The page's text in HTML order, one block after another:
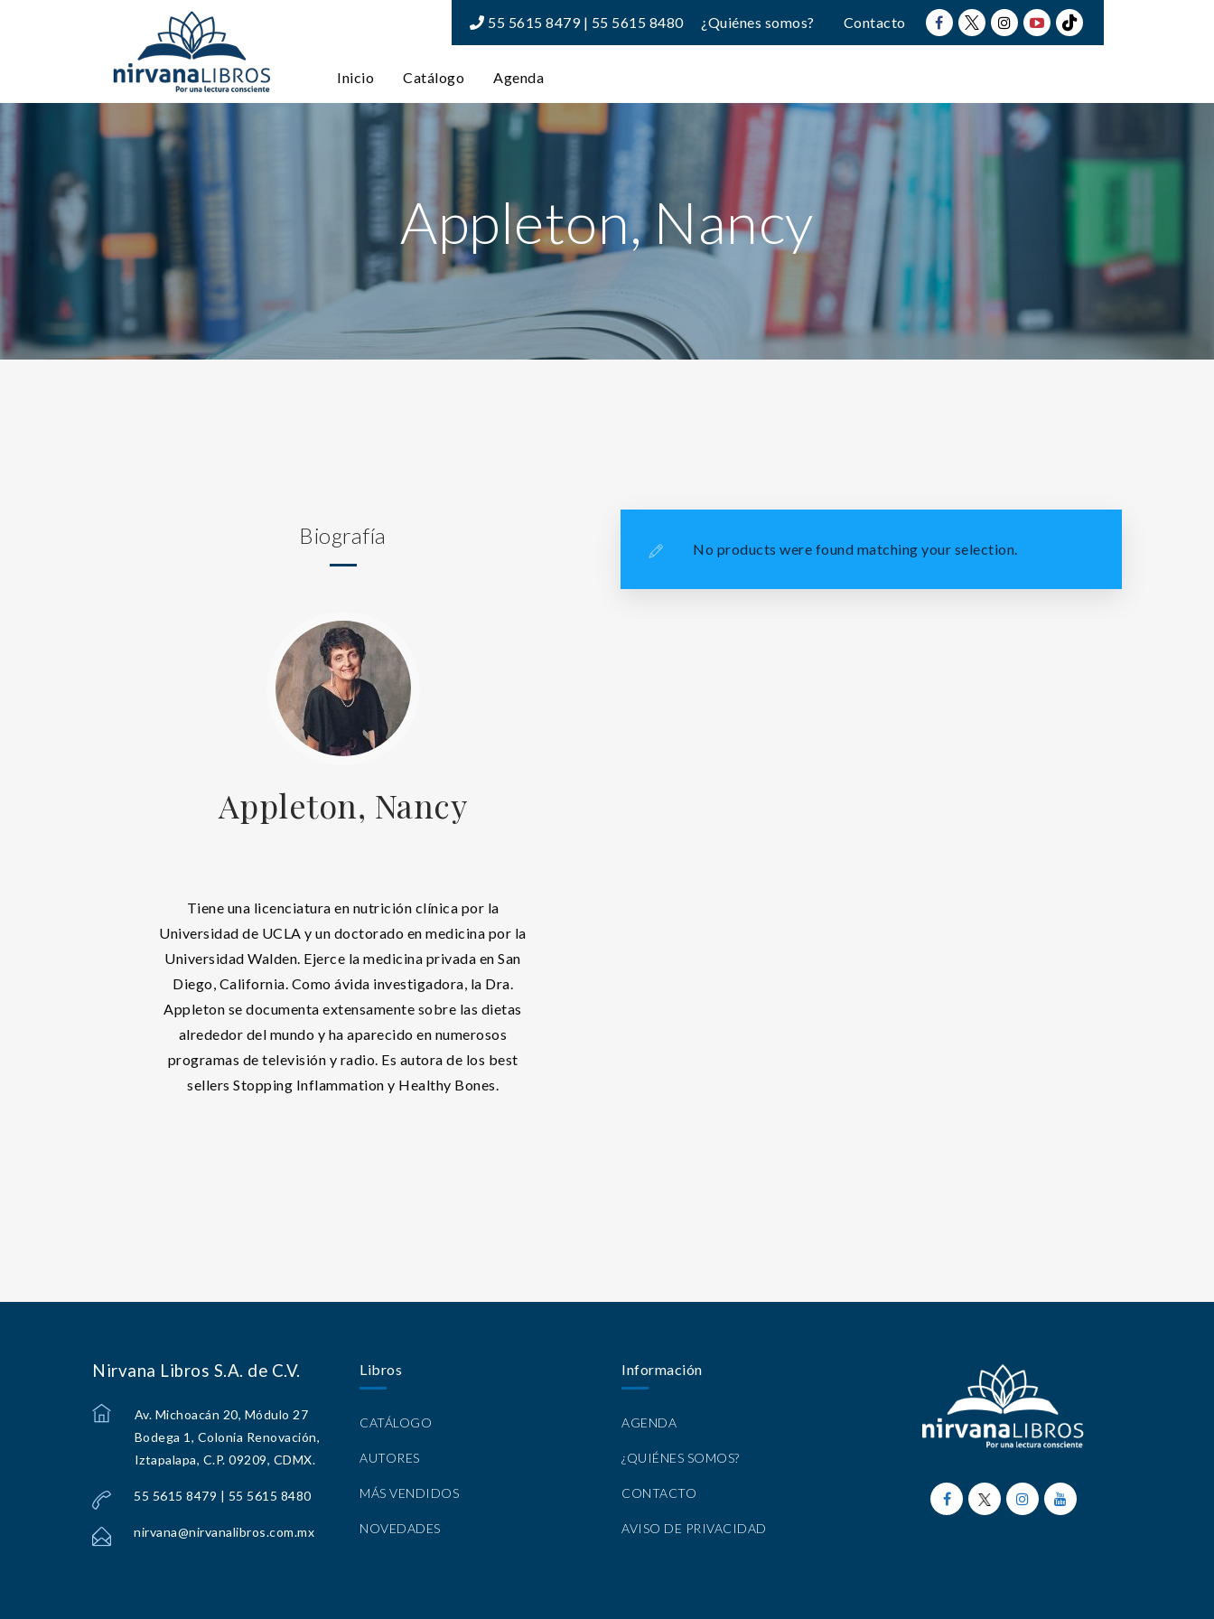
55 5615 8479 | 55 5615 8480 ¿Quiénes somos? Contacto
Inicio Catálogo Agenda
Appleton, Nancy
Biografía
Appleton, Nancy
Tiene una licenciatura en nutrición clínica por la
Universidad de UCLA y un doctorado en medicina por la
Universidad Walden. Ejerce la medicina privada en San
Diego, California. Como ávida investigadora, la Dra.
Appleton se documenta extensamente sobre las dietas
alrededor del mundo y ha aparecido en numerosos
programas de televisión y radio. Es autora de los best
sellers Stopping Inflammation y Healthy Bones.
No products were found matching your selection.
Nirvana Libros S.A. de C.V.
Av. Michoacán 20, Módulo 27
Bodega 1, Colonia Renovación,
Iztapalapa, C.P. 09209, CDMX.
55 5615 8479 | 55 5615 8480
nirvana@nirvanalibros.com.mx
Libros
CATÁLOGO
AUTORES
MÁS VENDIDOS
NOVEDADES
Información
AGENDA
¿QUIÉNES SOMOS?
CONTACTO
AVISO DE PRIVACIDAD